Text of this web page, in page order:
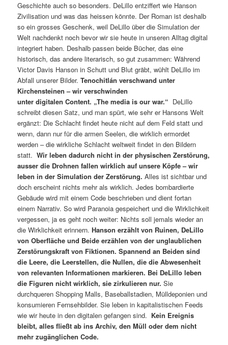
Geschichte auch so besonders. DeLillo entziffert wie Hanson
Zivilisation und was das heissen könnte. Der Roman ist deshalb
so ein grosses Geschenk, weil DeLillo über die Simulation der
Welt nachdenkt noch bevor wir sie heute in unseren Alltag digital
integriert haben. Deshalb passen beide Bücher, das eine
historisch, das andere literarisch, so gut zusammen: Während
Victor Davis Hanson in Schutt und Blut gräbt, wühlt DeLillo im
Abfall unserer Bilder.Tenochitlán verschwand unter
Kirchensteinen – wir verschwinden
unterdigitalenContent. „The media is our war.“ DeLillo
schreibt diesen Satz, und man spürt, wie sehr er Hansons Welt
ergänzt: Die Schlacht findet heute nicht auf dem Feld statt und
wenn, dann nur für die armen Seelen, die wirklich ermordet
werden – die wirkliche Schlacht weltweit findet in den Bildern
statt.Wir lebendadurchnicht in derphysischenZerstörung,
ausser die Drohnen fallen wirklich auf unsere Köpfe– wir
leben in derSimulation der Zerstörung. Alles ist sichtbar und
doch erscheint nichts mehr als wirklich. Jedes bombardierte
Gebäude wird mit einem Code beschrieben und dient fortan
einem Narrativ. So wird Paranoia gespeichert und die Wirklichkeit
vergessen, ja es geht noch weiter: Nichts soll jemals wieder an
die Wirklichkeit erinnern.Hanson erzähltvon Ruinen, DeLillo
von Oberfläche und Beide erzählen von der unglaublichen
Zerstörungskraft von Fiktionen. Spannend an Beiden sind
die Leere, die Leerstellen, die Nullen, die die Abwesenheit
von relevanten Informationen markieren. Bei DeLillo leben
die Figuren nicht wirklich, sie zirkulieren nur.Sie
durchqueren Shopping Malls, Baseballstadien, Mülldeponien und
konsumieren Fernsehbilder. Sie leben in kapitalistischen Feeds
wie wir heute in den digitalen gefangen sind. Kein Ereignis
bleibt, alles fließt ab insArchiv, den Müll oder dem nicht
mehr zugänglichen Code.